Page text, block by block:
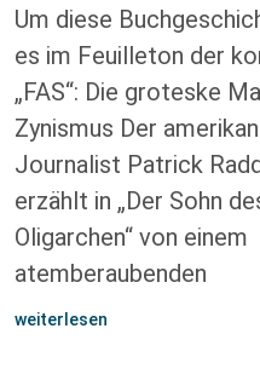
Um diese
es im Feuilleton der
„FAS“: Die groteske
Zynismus Der
Journalist Patrick
erzählt in „Der Sohn
Oligarchen“ von einem
atemberaubenden
weiterlesen